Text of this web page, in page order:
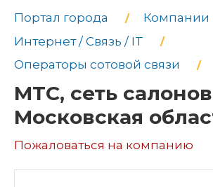
Портал города
Компании
Интернет / Связь / IT
Операторы сотовой связи
МТС, сеть
Московская
Пожаловаться на компанию